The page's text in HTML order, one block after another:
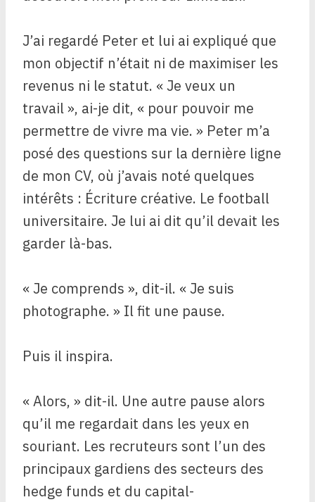
J’ai regardé Peter et lui ai expliqué que
mon objectif n’était ni de maximiser les
revenus ni le statut. « Je veux un
travail », ai-je dit, « pour pouvoir me
permettre de vivre ma vie. » Peter m’a
posé des questions sur la dernière ligne
de mon CV, où j’avais noté quelques
intérêts : Écriture créative. Le football
universitaire. Je lui ai dit qu’il devait les
garder là-bas.
« Je comprends », dit-il. « Je suis
photographe. » Il fit une pause.
Puis il inspira.
« Alors, » dit-il. Une autre pause alors
qu’il me regardait dans les yeux en
souriant. Les recruteurs sont l’un des
principaux gardiens des secteurs des
hedge funds et du capital-